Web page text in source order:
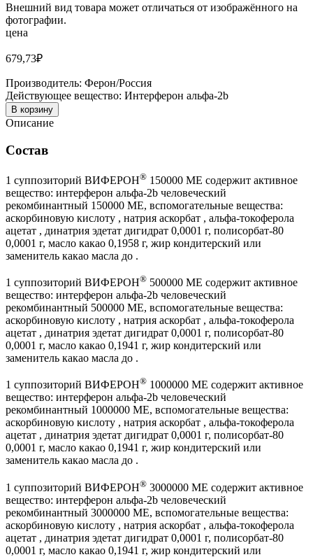
Внешний вид товара может отличаться от изображённого на
фотографии.
цена
679,73₽
Производитель: Ферон/Россия
Действующее вещество: Интерферон альфа-2b
В корзину
Описание
Состав
1 суппозиторий ВИФЕРОН® 150000 МЕ содержит активное
вещество: интерферон альфа-2b человеческий
рекомбинантный 150000 МЕ, вспомогательные вещества:
аскорбиновую кислоту , натрия аскорбат , альфа-токоферола
ацетат , динатрия эдетат дигидрат 0,0001 г, полисорбат-80
0,0001 г, масло какао 0,1958 г, жир кондитерский или
заменитель какао масла до .
1 суппозиторий ВИФЕРОН® 500000 МЕ содержит активное
вещество: интерферон альфа-2b человеческий
рекомбинантный 500000 МЕ, вспомогательные вещества:
аскорбиновую кислоту , натрия аскорбат , альфа-токоферола
ацетат , динатрия эдетат дигидрат 0,0001 г, полисорбат-80
0,0001 г, масло какао 0,1941 г, жир кондитерский или
заменитель какао масла до .
1 суппозиторий ВИФЕРОН® 1000000 МЕ содержит активное
вещество: интерферон альфа-2b человеческий
рекомбинантный 1000000 МЕ, вспомогательные вещества:
аскорбиновую кислоту , натрия аскорбат , альфа-токоферола
ацетат , динатрия эдетат дигидрат 0,0001 г, полисорбат-80
0,0001 г, масло какао 0,1941 г, жир кондитерский или
заменитель какао масла до .
1 суппозиторий ВИФЕРОН® 3000000 МЕ содержит активное
вещество: интерферон альфа-2b человеческий
рекомбинантный 3000000 МЕ, вспомогательные вещества:
аскорбиновую кислоту , натрия аскорбат , альфа-токоферола
ацетат , динатрия эдетат дигидрат 0,0001 г, полисорбат-80
0,0001 г, масло какао 0,1941 г, жир кондитерский или